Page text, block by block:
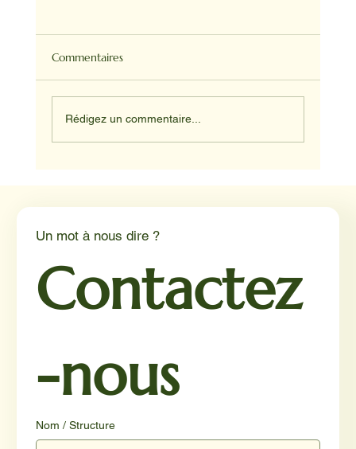
Commentaires
Rédigez un commentaire...
Un mot à nous dire ?
Contactez
-nous
Nom / Structure